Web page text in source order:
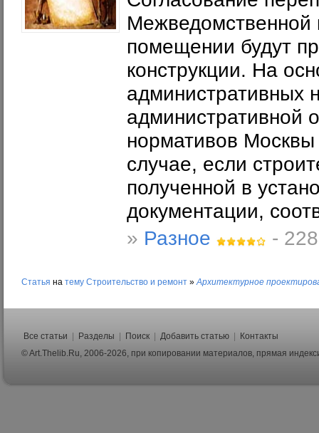
Межведомственной
помещении будут
конструкции. На
административных
административной
нормативов
случае, если
полученной в
документации,
» Разное -
Статья на тему Строительство и ремонт »Архитектурное
Все статьи Разделы Поиск Добавить статью
Контакты
© Art.Thelib.Ru, 2006-2026, при копировании материалов, прямая